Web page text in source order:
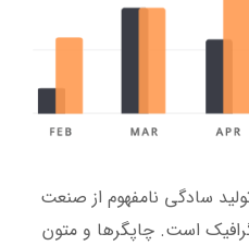
سادگی نامفهوم از صنعت
است. چاپگرها و متون